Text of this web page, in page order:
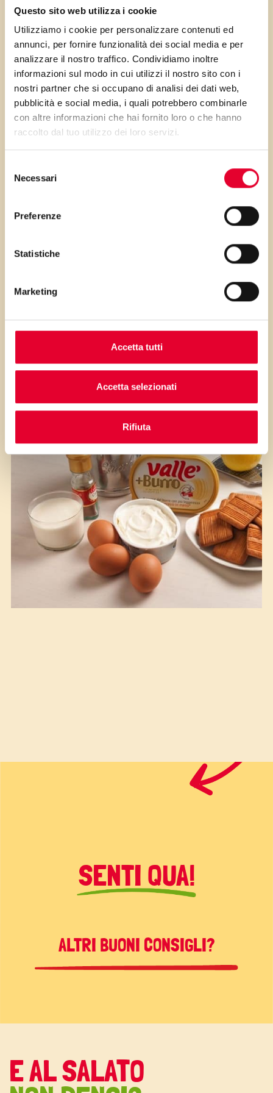
Questo sito web utilizza i cookie
Utilizziamo i cookie per personalizzare contenuti ed
annunci, per fornire funzionalità dei social media e per
analizzare il nostro traffico. Condividiamo inoltre
informazioni sul modo in cui utilizzi il nostro sito con i
nostri partner che si occupano di analisi dei dati web,
pubblicità e social media, i quali potrebbero combinarle
con altre informazioni che hai fornito loro o che hanno
raccolto dal tuo utilizzo dei loro servizi.
delNecessari
Preferenze
Statistiche
Marketing
Accetta tutti
Accetta selezionati
Rifiuta
utilizzare un topping al
cioccolato, oppure
aromatizzarla con caffè
solubile e rifinire con salsa al
caffè…
PRIMA GLI
...poi clicca sui numeri a lato per scorrere
Gli ingredienti
SENTI QUA!
ALTRI BUONI CONSIGLI?
E AL SALATO